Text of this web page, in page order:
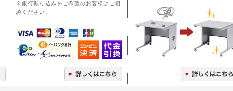
※銀行振り込みをご希望のお客様はご相
談ください。